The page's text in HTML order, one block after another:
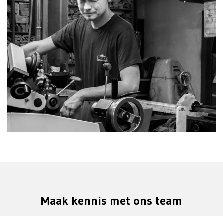
Maak kennis met ons team